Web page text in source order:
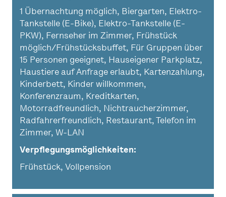
1 Übernachtung möglich, Biergarten, Elektro-
Tankstelle (E-Bike), Elektro-Tankstelle (E-
PKW), Fernseher im Zimmer, Frühstück
möglich/Frühstücksbuffet, Für Gruppen über
15 Personen geeignet, Hauseigener Parkplatz,
Haustiere auf Anfrage erlaubt, Kartenzahlung,
Kinderbett, Kinder willkommen,
Konferenzraum, Kreditkarten,
Motorradfreundlich, Nichtraucherzimmer,
Radfahrerfreundlich, Restaurant, Telefon im
Zimmer, W-LAN
Verpflegungsmöglichkeiten
Frühstück, Vollpension